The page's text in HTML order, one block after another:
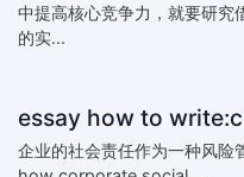
中提高核心竞争力，就要研究
的实...
企业的社会责任作为一种风